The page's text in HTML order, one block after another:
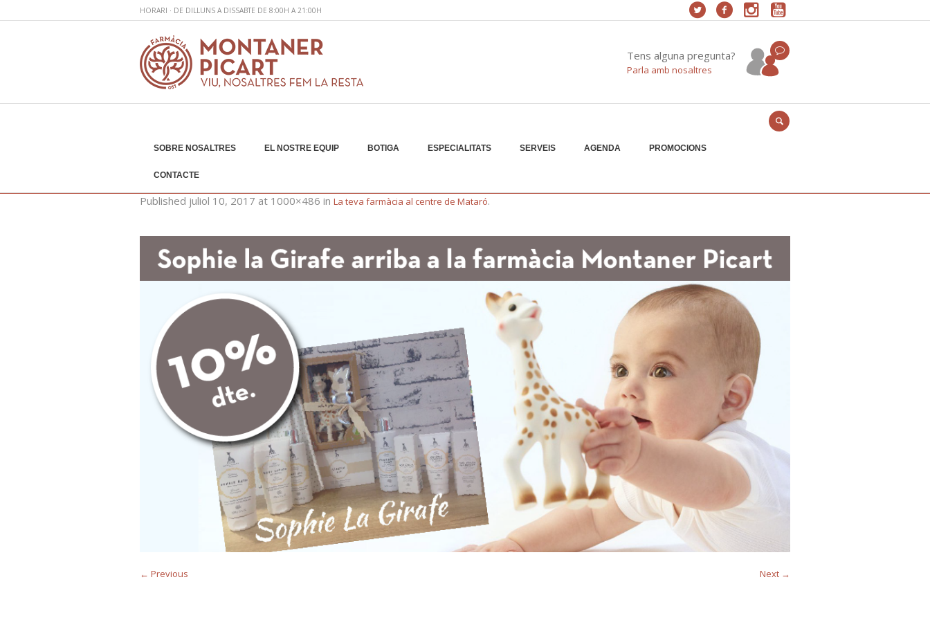
HORARI · DE DILLUNS A DISSABTE DE 8:00H A 21:00H
Tens alguna pregunta?
Parla amb nosaltres
SOBRE NOSALTRES EL NOSTRE EQUIP BOTIGA ESPECIALITATS SERVEIS AGENDA PROMOCIONS
CONTACTE
Published juliol 10, 2017 at 1000×486 in La teva farmàcia al centre de Mataró.
← Previous Next →